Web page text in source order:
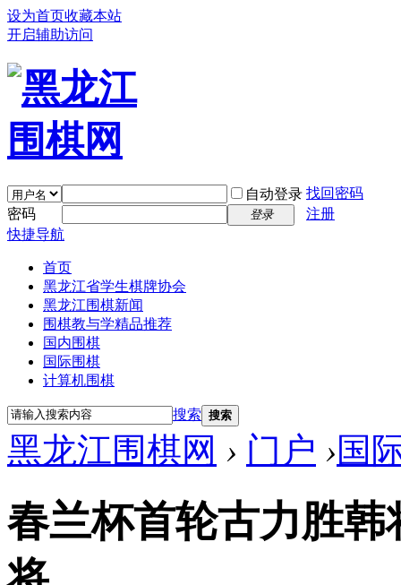
设为首页收藏本站
开启辅助访问
自动登录 找回密码
密码
登录
注册
快捷导航
首页
黑龙江省学生棋牌协会
黑龙江围棋新闻
围棋教与学精品推荐
国内围棋
国际围棋
计算机围棋
搜索 搜索
黑龙江围棋网 › 门户 ›国
春兰杯首轮古力胜